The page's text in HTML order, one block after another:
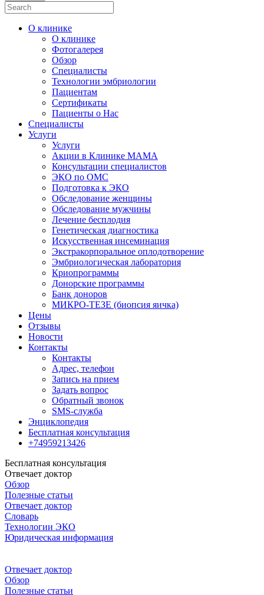
О клинике
О клинике
Фотогалерея
Обзор
Специалисты
Технологии эмбриологии
Пациентам
Сертификаты
Пациенты о Нас
Специалисты
Услуги
Услуги
Акции в Клинике МАМА
Консультации специалистов
ЭКО по ОМС
Подготовка к ЭКО
Обследование женщины
Обследование мужчины
Лечение бесплодия
Генетическая диагностика
Искусственная инсеминация
Экстракорпоральное оплодотворение
Эмбриологическая лаборатория
Криопрограммы
Донорские программы
Банк доноров
МИКРО-ТЕЗЕ (биопсия яичка)
Цены
Отзывы
Новости
Контакты
Контакты
Адрес, телефон
Запись на прием
Задать вопрос
Обратный звонок
SMS-служба
Энциклопедия
Бесплатная консультация
+74959213426
Бесплатная консультация
Отвечает доктор
Обзор
Полезные статьи
Отвечает доктор
Словарь
Технологии ЭКО
Юридическая информация
Отвечает доктор
Обзор
Полезные статьи